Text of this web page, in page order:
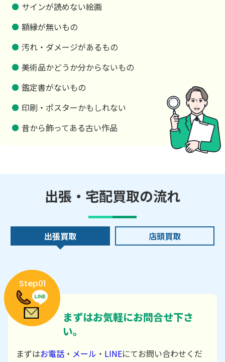
サインが読めない絵画
額縁が無いもの
汚れ・ダメージがあるもの
美術品かどうか分からないもの
鑑定書がないもの
印刷・ポスターかもしれない
昔から飾ってある古い作品
出張・宅配買取の流れ
出張買取 店頭買取
Step01
まずはお気軽にお問合せ下さ
い。
まずはお電話 ・ メール ・ LINEにてお問い合わせくだ